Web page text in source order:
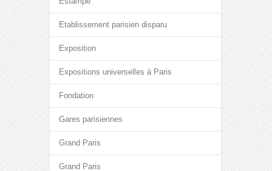
Etablissement parisien disparu
Exposition
Expositions universelles à Paris
Fondation
Gares parisiennes
Grand Paris
Grand Paris